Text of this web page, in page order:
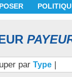
par Type |